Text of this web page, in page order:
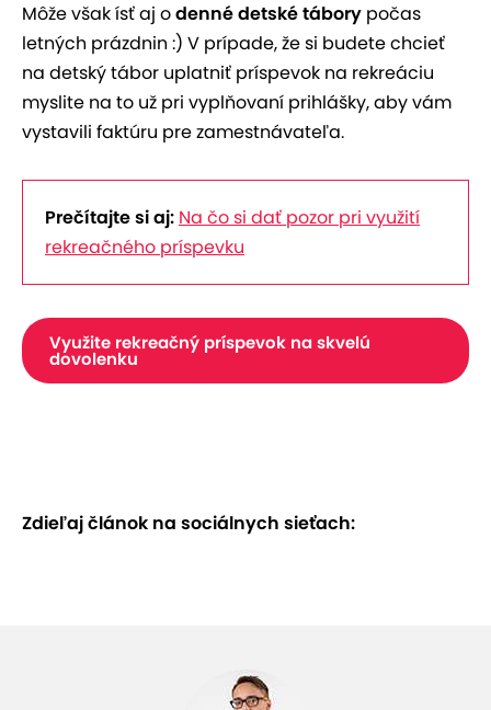
Môže však ísť aj odenné detské tábory počas
letných prázdnin :) V prípade, že si budete chcieť
na detský tábor uplatniť príspevok na rekreáciu
myslite na to už pri vyplňovaní prihlášky, aby vám
vystavili faktúru pre zamestnávateľa.
Prečítajte si aj: Na čo si dať pozor pri využití
rekreačného príspevku
Využite rekreačný príspevok na skvelú
dovolenku
Zdieľaj článok na sociálnych sieťach: